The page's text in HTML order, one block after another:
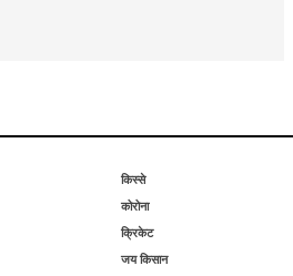
किस्से
कोरोना
क्रिकेट
जय किसान